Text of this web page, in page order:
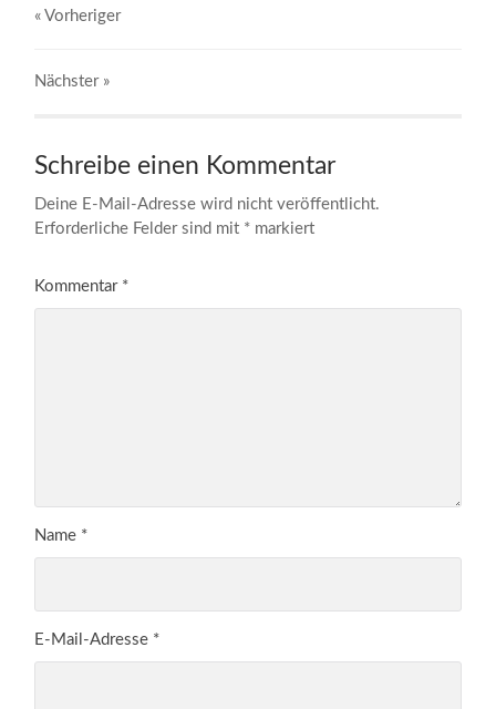
« Vorheriger
Nächster »
Schreibe einen Kommentar
Deine E-Mail-Adresse wird nicht veröffentlicht.
Erforderliche Felder sind mit * markiert
Kommentar *
Name *
E-Mail-Adresse *